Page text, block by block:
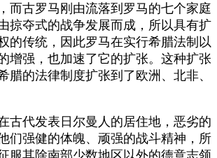
而古罗马刚由流落到罗马的七个家庭
掠夺式的战争发展而成，所以具有扩
的传统，因此罗马在实行希腊法制以
增强，也加速了它的扩张。这种扩张
腊的法律制度扩张到了欧洲、北非、
古代发表日尔曼人的居住地，恶劣的
们强健的体魄、顽强的战斗精神，所
服其除南部少数地区以外的德意志领